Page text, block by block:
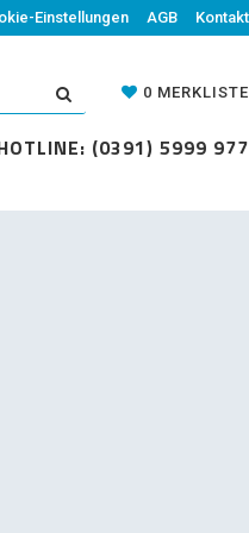
AGB Kontakt
0 MERKLISTE
(0391) 5999 977
Einstellungen AGB Kontakt
0 MERKLISTE
(0391) 5999 977